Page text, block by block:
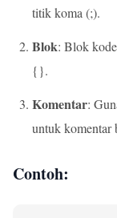
titik koma (;).
Blok: Blok
{}.
Komentar:
untuk komentar
Contoh: